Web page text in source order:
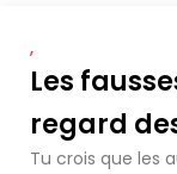
,
Les
regard
Tu crois que les